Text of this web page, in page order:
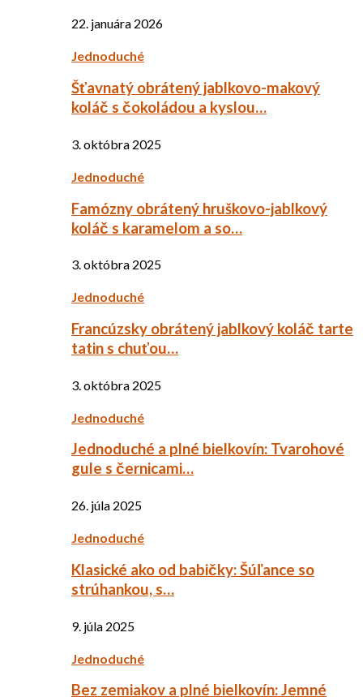
22. januára 2026
Jednoduché
Šťavnatý obrátený jablkovo-makový
koláč s čokoládou a kyslou…
3. októbra 2025
Jednoduché
Famózny obrátený hruškovo-jablkový
koláč s karamelom a so…
3. októbra 2025
Jednoduché
Francúzsky obrátený jablkový koláč tarte
tatin s chuťou…
3. októbra 2025
Jednoduché
Jednoduché a plné bielkovín: Tvarohové
gule s černicami…
26. júla 2025
Jednoduché
Klasické ako od babičky: Šúľance so
strúhankou, s…
9. júla 2025
Jednoduché
Bez zemiakov a plné bielkovín: Jemné